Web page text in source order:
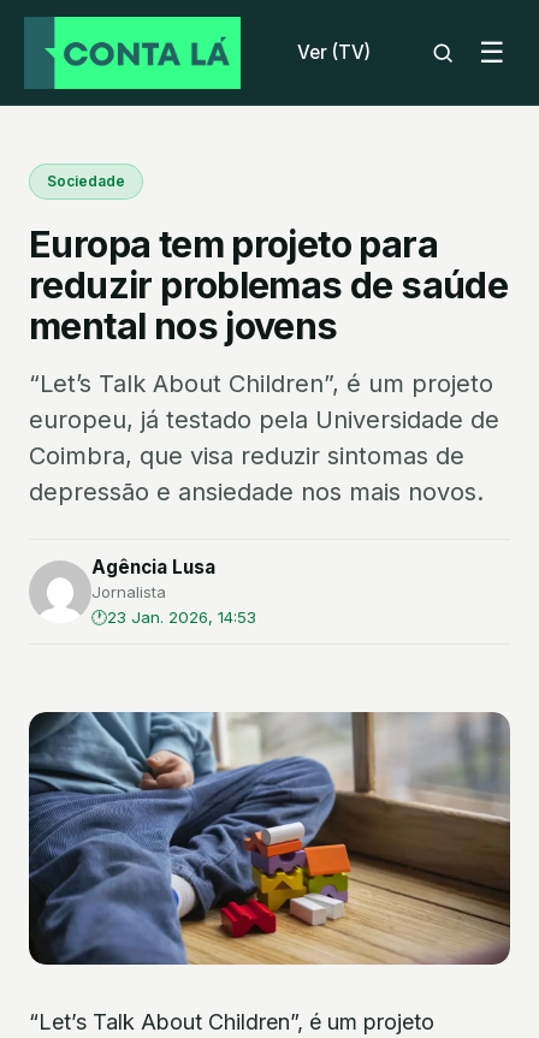
Ver (TV) ☰
Sociedade
Europa tem projeto para
reduzir problemas de saúde
mental nos jovens
“Let’s Talk About Children”, é um projeto
europeu, já testado pela Universidade de
Coimbra, que visa reduzir sintomas de
depressão e ansiedade nos mais novos.
Agência Lusa
Jornalista
23 Jan. 2026, 14:53
“Let’s Talk About Children”, é um projeto